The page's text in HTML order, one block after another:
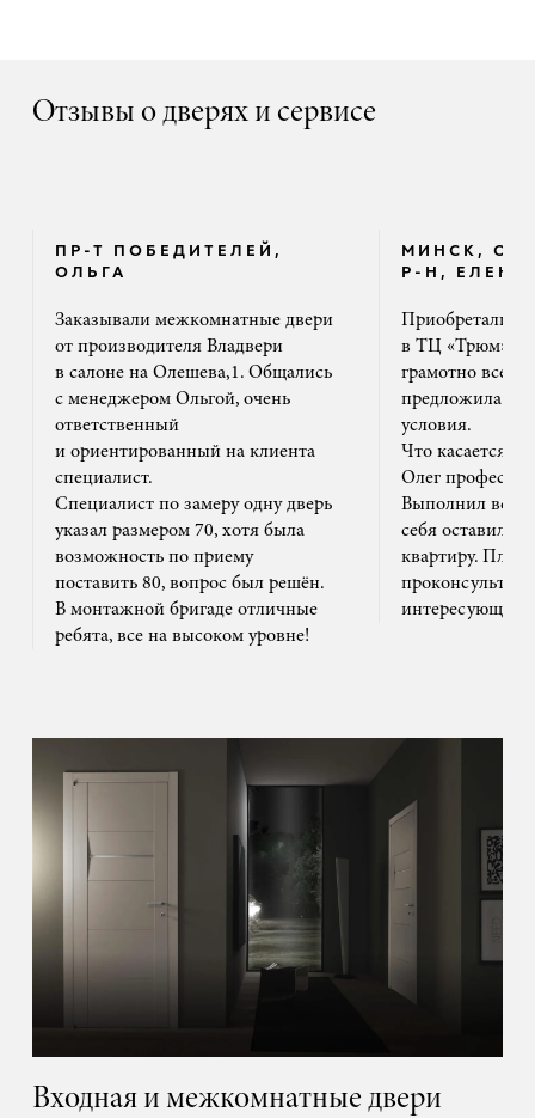
Отзывы о дверях и сервисе
ПР-Т ПОБЕДИТЕЛЕЙ,
ОЛЬГА
Заказывали межкомнатные двери
от производителя Владвери
в салоне на Олешева,1. Общались
с менеджером Ольгой, очень
ответственный
и ориентированный на клиента
специалист.
Специалист по замеру одну дверь
указал размером 70, хотя была
возможность по приему
поставить 80, вопрос был решён.
В монтажной бригаде отличные
ребята, все на высоком уровне!
МИНСК,
Р-Н, ЕЛЕНА
Приобретали
в ТЦ «Трюм».
грамотно все
предложила
условия.
Что касается
Олег
Выполнил все
себя оставил
квартиру. Плюс
интересующим
Входная и межкомнатные двери